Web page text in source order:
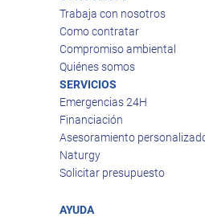
Trabaja con nosotros
Como contratar
Compromiso ambiental
Quiénes somos
SERVICIOS
Emergencias 24H
Financiación
Asesoramiento
Naturgy
Solicitar presupuesto
AYUDA